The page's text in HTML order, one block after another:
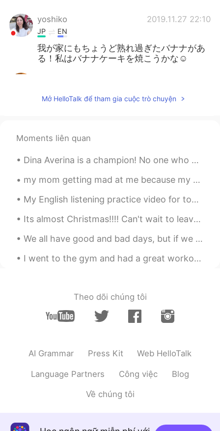
yoshiko 2019.11.27 22:10
JP EN
我が家にもちょうど熟れ過ぎたバナナがあ
る！私はバナナケーキを焼こうかな☺️
ちょっと熟し
作るときめた
JP EN
とても美味しそうですね🥰
Lily 2019.11.27 21:39
作ると決めたは、英語の文章の直訳という
2019.11.27 21:38
KR
作るときめ
た
ちょっと完熟過ぎたバナナが台所にあ
ったので、家族のためにバナナパンを
思った
Mở HelloTalk để tham gia cuộc trò chuyện
Moments liên quan
Dina Averina is a champion! No one who has performed in gymnastics can compare with her! You can ...
my mom getting mad at me because my grades went down, but even the teacher said "these few weeks ...
My English listening practice video for today is about the time I went to my town’s fall festival...
Its almost Christmas!!!! Can't wait to leave the office!!! Since there's only a few people in the...
We all have good and bad days, but if we overlook the good days and focus on the bad, then that c...
I went to the gym and had a great workout, but then felt bored so started drinking wine by myself...
Theo dõi chúng tôi
AI Grammar Press Kit Web HelloTalk
Language Partners Công việc Blog
Về chúng tôi